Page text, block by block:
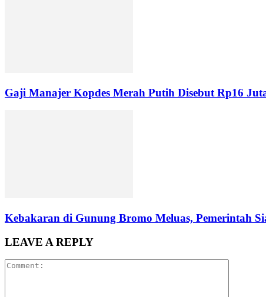
Gaji Manajer Kopdes Merah Putih Disebut Rp16
Kebakaran di Gunung Bromo Meluas, Pemerintah
LEAVE A REPLY